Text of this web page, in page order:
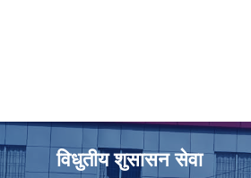
विधुतीय शुसासन सेवा